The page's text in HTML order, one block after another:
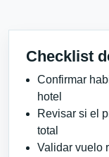
Checklist
Confirmar
hotel
Revisar si el
total
Validar vuelo